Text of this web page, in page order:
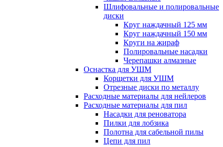
Шлифовальные и полировальные
диски
Круг наждачный 125 мм
Круг наждачный 150 мм
Круги на жираф
Полировальные насадки
Черепашки алмазные
Оснастка для УШМ
Корщетки для УШМ
Отрезные диски по металлу
Расходные материалы для нейлеров
Расходные материалы для пил
Насадки для реноватора
Пилки для лобзика
Полотна для сабельной пилы
Цепи для пил